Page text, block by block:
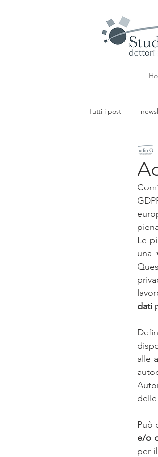
Tutti i post
aggiornamenti
newsletter
newsletter
Le
una
dati
alle
delle
Può
e/o
per